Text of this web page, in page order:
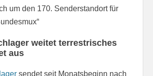
um den 170. Senderstandort für
weitet terrestrisches
aus
sendet seit Monatsbeginn nach